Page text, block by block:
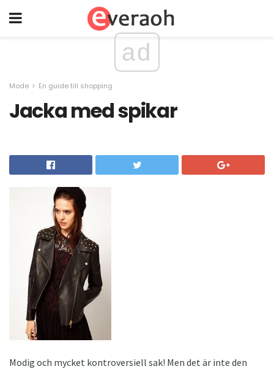
ad
Mode En guide till shopping
Jacka med spikar
Modig och mycket kontroversiell sak! Men det är inte den